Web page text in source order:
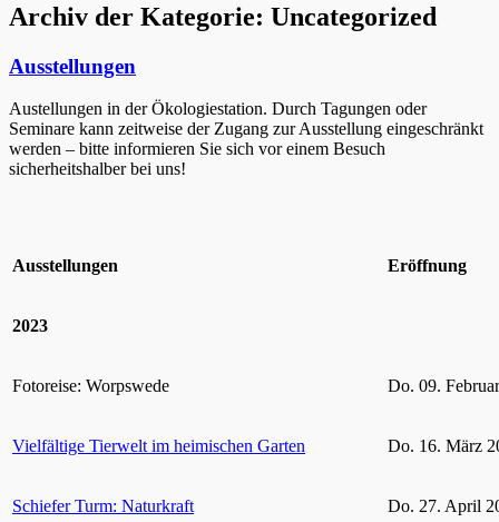
Archiv der Kategorie: Uncategorized
Ausstellungen
Austellungen in der Ökologiestation. Durch Tagungen oder
Seminare kann zeitweise der Zugang zur Ausstellung eingeschränkt
werden – bitte informieren Sie sich vor einem Besuch
sicherheitshalber bei uns!
Ausstellungen Eröffnung
2023
Fotoreise: Worpswede Do. 09.
Vielfältige Tierwelt im heimischen Garten Do. 16. März
Schiefer Turm: Naturkraft Do. 27. April